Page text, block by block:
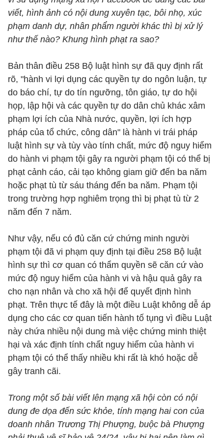
viết, hình ảnh có nội dung xuyên tạc, bôi nhọ, xúc
phạm danh dự, nhân phẩm người khác thì bị xử lý
như thế nào? Khung hình phạt ra sao?
Bản thân điều 258 Bộ luật hình sự đã quy định rất
rõ, "hành vi lợi dụng các quyền tự do ngôn luận, tự
do báo chí, tự do tín ngưỡng, tôn giáo, tự do hội
họp, lập hội và các quyền tự do dân chủ khác xâm
phạm lợi ích của Nhà nước, quyền, lợi ích hợp
pháp của tổ chức, công dân" là hành vi trái pháp
luật hình sự và tùy vào tính chất, mức độ nguy hiểm
do hành vi phạm tội gây ra người phạm tội có thể bị
phạt cảnh cáo, cải tạo không giam giữ đến ba năm
hoặc phạt tù từ sáu tháng đến ba năm. Phạm tội
trong trường hợp nghiêm trọng thì bị phạt tù từ 2
năm đến 7 năm.
Như vậy, nếu có đủ căn cứ chứng minh người
phạm tội đã vi phạm quy định tại điều 258 Bộ luật
hình sự thì cơ quan có thẩm quyền sẽ căn cứ vào
mức độ nguy hiểm của hành vi và hậu quả gây ra
cho nạn nhân và cho xã hội để quyết định hình
phạt. Trên thực tế đây là một điều Luật không dễ áp
dụng cho các cơ quan tiến hành tố tụng vì điều Luật
này chứa nhiều nội dung mà việc chứng minh thiệt
hại và xác định tính chất nguy hiểm của hành vi
phạm tội có thể thấy nhiều khi rất là khó hoặc dễ
gây tranh cãi.
Trong một số bài viết lên mạng xã hội còn có nội
dung đe dọa đến sức khỏe, tính mạng hai con của
doanh nhân Trương Thị Phượng, buộc bà Phượng